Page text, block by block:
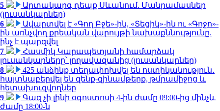
5
Արտակարգ դեպք Սևանում. Մանրամասներ
(լուսանկարներ)
6
Ավարտվել է «Գող Բջե»-ին, «Տեցիկ»-ին ու «Գոջո»-
ին առնչվող քրեական վարույթի նախաքննությունը.
ինչ է պարզվել
7
Հասմիկ Կարապետյանի համարձակ
լուսանկարները՝ լողավազանից (լուսանկարներ)
8
425 անձինք տեղափոխվել են ոստիկանություն․
հայտնաբերվել են զենք-զինամթերք, թմրամիջոց և
հետախուզվողներ
9
Գազ չի լինի օգոստոսի 4-ին ժամը 09:00-ից մինչև
ժամը 18:00-ն